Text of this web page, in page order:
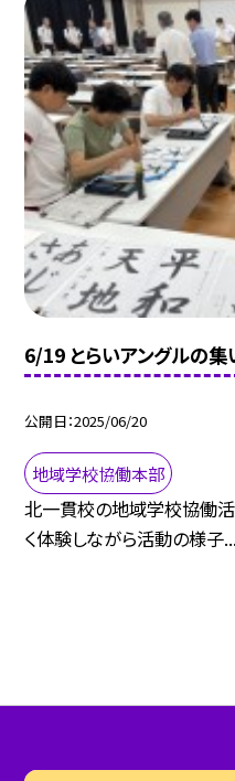
6/19 とらいアングルの集
公開日 2025/06/20
地域学校協働本部
北一貫校の地域学校協働活
く体験しながら活動の様子...